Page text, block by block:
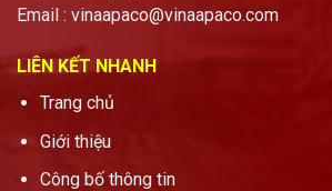
Email : vinaapaco@vinaapaco.com
LIÊN KẾT NHANH
Trang chủ
Giới thiệu
Công bố thông tin